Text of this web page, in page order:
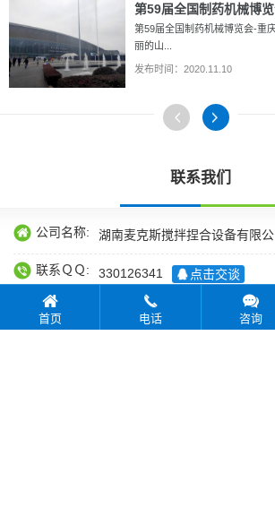
第59届全国制药机械博
第59届全国制药机械博览会-重
丽的山...
发布时间：2020.11.10
联系我们
公司名称: 湖南麦克斯搅拌捏合设备有限公
联系ＱＱ: 330126341 点击交谈
联系邮箱: 330126341@qq.com
首页 电话 咨询